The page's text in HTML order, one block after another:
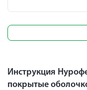
Инструкция
покрытые